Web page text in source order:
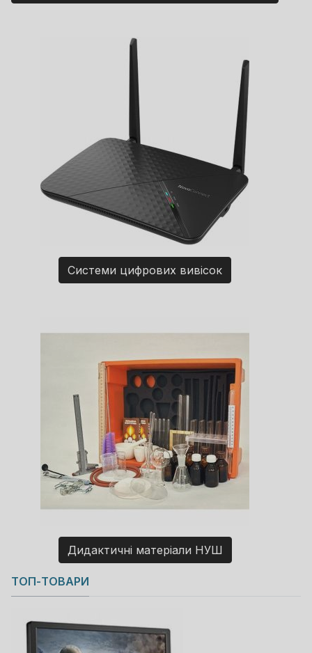
Системи цифрових вивісок
Дидактичні матеріали НУШ
Copyright MAXXmarketing GmbH
JoomShopping Download & Support
ТОП-ТОВАРИ